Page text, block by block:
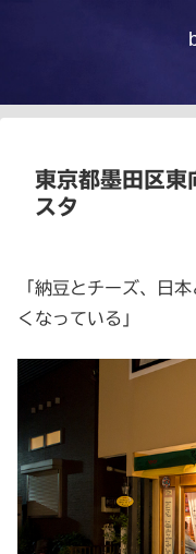
東京都墨田区東
スタ
「納豆とチーズ、日
くなっている」